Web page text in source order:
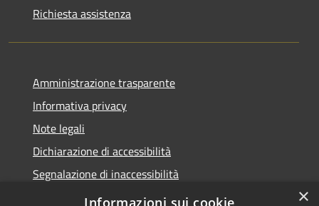
Richiesta assistenza
Amministrazione trasparente
Informativa privacy
Note legali
Dichiarazione di accessibilità
Segnalazione di inaccessibilità
Whistleblowing segnalazione illeciti
×
Informazioni sui cookie